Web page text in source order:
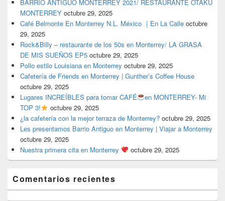
BARRIO ANTIGUO MONTERREY 2021/ RESTAURANTE OTAKU
MONTERREY octubre 29, 2025
Café Belmonte En Monterrey N.L. México ｜En La Calle octubre
29, 2025
Rock&Billy – restaurante de los 50s en Monterrey/ LA GRASA
DE MIS SUEÑOS EP5 octubre 29, 2025
Pollo estilo Louisiana en Monterrey octubre 29, 2025
Cafetería de Friends en Monterrey | Gunther’s Coffee House
octubre 29, 2025
Lugares INCREÍBLES para tomar CAFÉ
en MONTERREY- Mi
TOP 3!
octubre 29, 2025
¿la cafetería con la mejor terraza de Monterrey? octubre 29, 2025
Les presentamos Barrio Antiguo en Monterrey | Viajar a Monterrey
octubre 29, 2025
Nuestra primera cita en Monterrey
octubre 29, 2025
Comentarios recientes